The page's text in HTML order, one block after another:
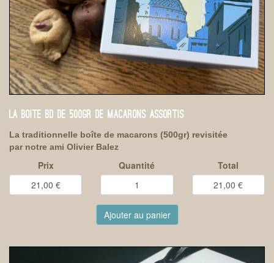
LA BOITE BD DE 500GR DE MACARONS ASSORTIS
La traditionnelle boîte de macarons (500gr) revisitée
par notre ami Olivier Balez
Prix Quantité Total
Ajouter au panier